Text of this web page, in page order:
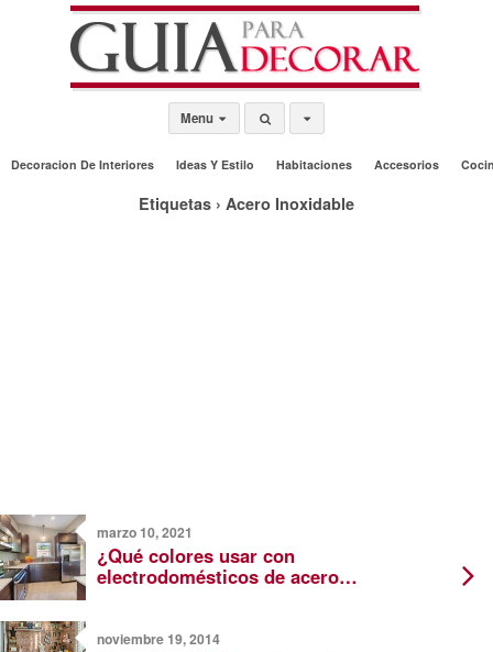
Menu
Decoracion De Interiores Ideas Y Estilo Habitaciones Accesorios
Etiquetas › Acero Inoxidable
marzo 10, 2021
¿Qué colores usar con
electrodomésticos de acero
noviembre 19, 2014